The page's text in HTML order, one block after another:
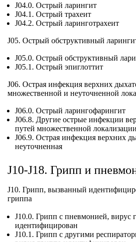
J04.0. Острый ларингит
J04.1. Острый трахеит
J04.2. Острый ларинготрахеит
J05. Острый обструктивный
J05.0. Острый обструктивный
J05.1. Острый эпиглоттит
J06. Острая инфекция верхних
множественной и неуточненной
J06.0. Острый ларингофарингит
J06.8. Другие острые инфекции
путей множественной локализации
J06.9. Острая инфекция верхних
неуточненная
J10-J18. Грипп и
J10. Грипп, вызванный
гриппа
J10.0. Грипп с пневмонией, вирус
идентифицирован
J10.1. Грипп с другими